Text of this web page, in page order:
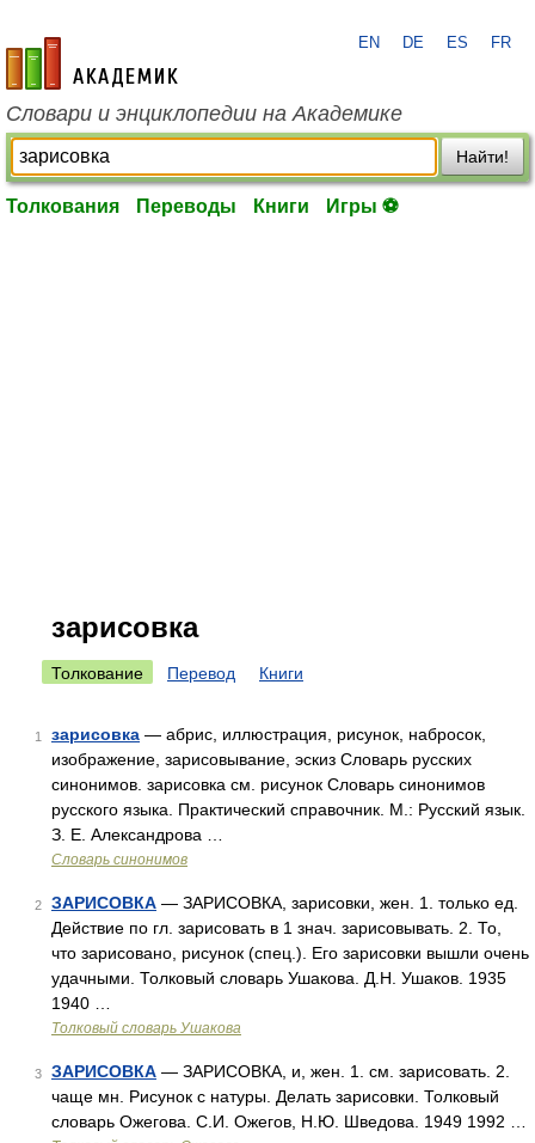
academic.ru
EN DE ES FR
Словари и энциклопедии на Академике
Найти!
Толкования Переводы Книги Игры ⚽
зарисовка
Толкование Перевод Книги
1 зарисовка — абрис, иллюстрация, рисунок, набросок,
изображение, зарисовывание, эскиз Словарь русских
синонимов. зарисовка см. рисунок Словарь синонимов
русского языка. Практический справочник. М.: Русский язык.
З. Е. Александрова …
Словарь синонимов
2 ЗАРИСОВКА — ЗАРИСОВКА, зарисовки, жен. 1. только ед.
Действие по гл. зарисовать в 1 знач. зарисовывать. 2. То,
что зарисовано, рисунок (спец.). Его зарисовки вышли очень
удачными. Толковый словарь Ушакова. Д.Н. Ушаков. 1935
1940 …
Толковый словарь Ушакова
3 ЗАРИСОВКА — ЗАРИСОВКА, и, жен. 1. см. зарисовать. 2.
чаще мн. Рисунок с натуры. Делать зарисовки. Толковый
словарь Ожегова. С.И. Ожегов, Н.Ю. Шведова. 1949 1992 …